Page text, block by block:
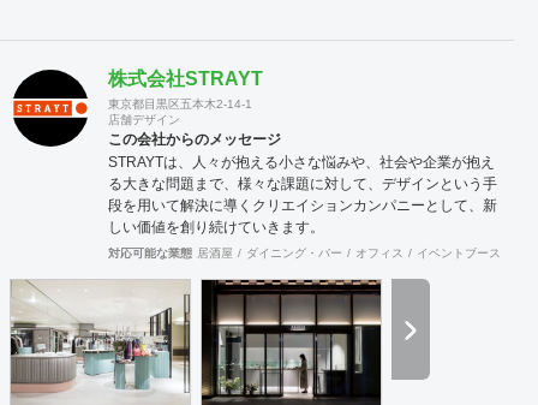
株式会社STRAYT
東京都目黒区五本木2-14-1
店舗デザイン
この会社からのメッセージ
STRAYTは、人々が抱える小さな悩みや、社会や企業が抱え
る大きな問題まで、様々な課題に対して、デザインという手
段を用いて解決に導くクリエイションカンパニーとして、新
しい価値を創り続けていきます。
対応可能な業態 居酒屋 ダイニング・バー オフィス イベントブース・シ